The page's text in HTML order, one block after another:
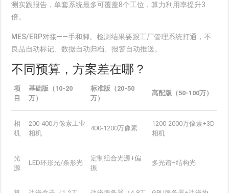
测实践报告，单套系统最多可覆盖8个工位，算力利用率提升3
倍。
MES/ERP对接——手和脚。检测结果要跟工厂管理系统打通，不
良品自动标记、数据自动归档、报警自动推送。
不同预算，方案差在哪？
项
目
基础版（10-20
万）
标准版（20-50
万）
高配版（50-100万）
相
机
200-400万像素工业
相机
400-1200万像素
1200-2000万像素+3D
相机
光
源
LED环形光/条形光
定制组合光源+偏
振
多光谱+结构光